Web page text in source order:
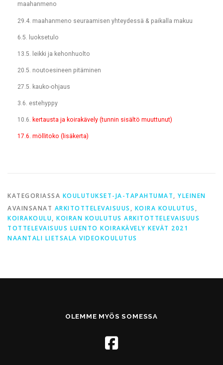
maahanmeno
29.4. maahanmeno seuraamisen yhteydessä & paikalla makuu
6.5. luoksetulo
13.5. leikki ja kehonhuolto
20.5. noutoesineen pitäminen
27.5. kauko-ohjaus
3.6. estehyppy
10.6. kertausta ja koirakävely (tunnin sisältö muuttunut)
17.6. möllitoko (lisäkerta)
KATEGORIASSA KOULUTUKSET-JA-TAPAHTUMAT, YLEINEN
AVAINSANAT ARKITOTTELEVAISUUS , KOIRA KOULUTUS ,
KOIRAKOULU, KOIRAN KOULUTUS ARKITOTTELEVAISUUS
TOTTELEVAISUUS LUENTO KOIRAKÄVELY KEVÄT 2021
NAANTALI LIETSALA VIDEOKOULUTUS
OLEMME MYÖS SOMESSA